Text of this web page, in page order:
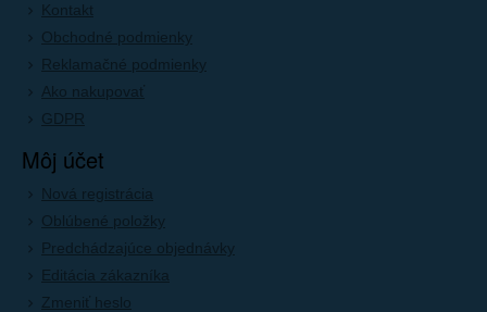
Kontakt
Obchodné podmienky
Reklamačné podmienky
Ako nakupovať
GDPR
Môj účet
Nová registrácia
Oblúbené položky
Predchádzajúce objednávky
Editácia zákazníka
Zmeniť heslo